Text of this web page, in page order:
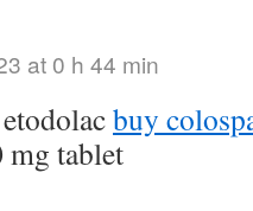
at 0 h 44 min
buy
mg tablet